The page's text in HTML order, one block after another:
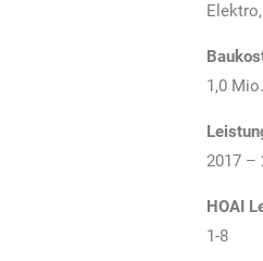
1,0
2017 –
HOAI
1-8